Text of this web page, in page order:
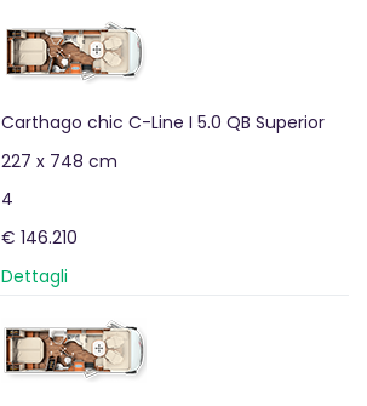
Carthago chic C-Line I 5.0 QB Superior
227 x 748 cm
4
€ 146.210
Dettagli